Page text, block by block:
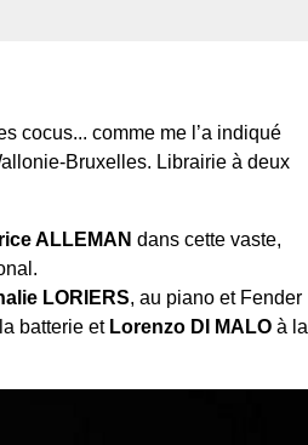
cocus... comme me l’a indiqué
Bruxelles. Librairie à deux
ALLEMAN dans cette vaste,
LORIERS, au piano et Fender
batterie et Lorenzo DI MALO à la